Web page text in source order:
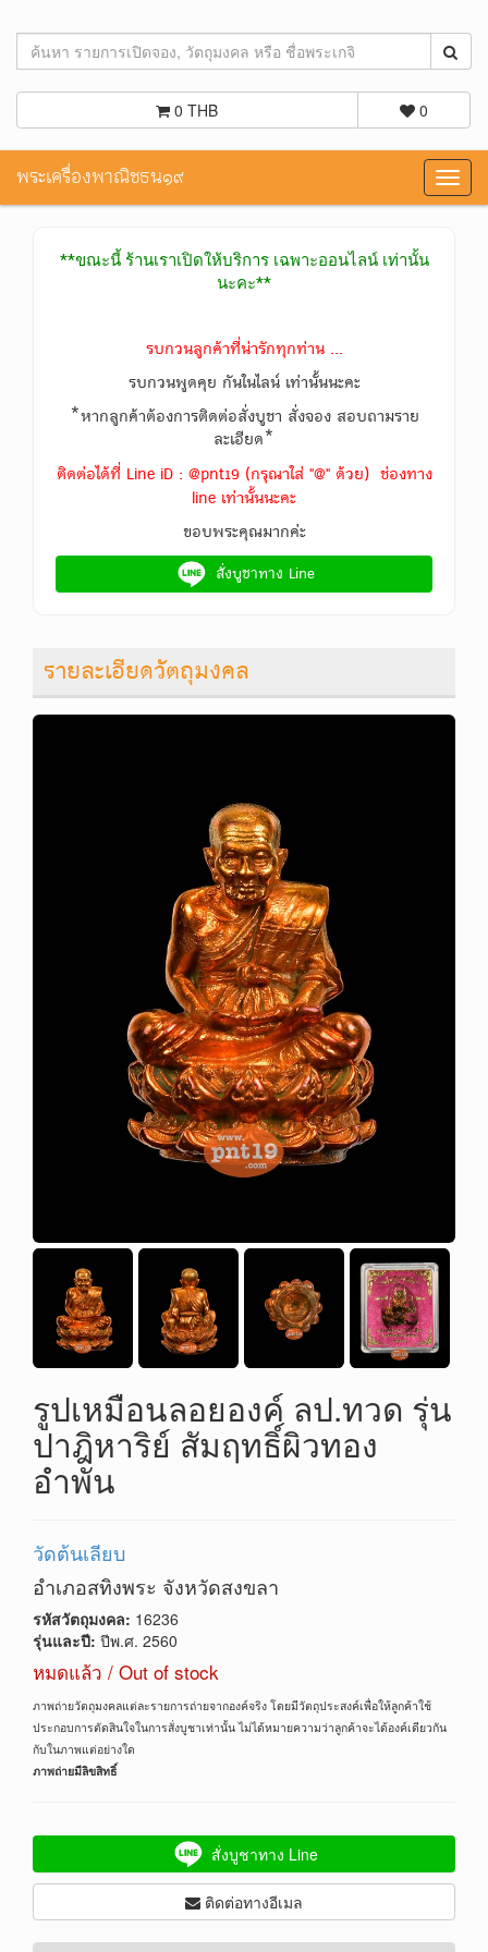
0 THB 0
พระเครื่องพาณิชธน๑๙
**ขณะนี้ ร้านเราเปิดให้บริการ เฉพาะออนไลน์ เท่านั้น
นะคะ**
รบกวนลูกค้าที่น่ารักทุกท่าน ...
รบกวนพูดคุย กันในไลน์ เท่านั้นนะคะ
*หากลูกค้าต้องการติดต่อสั่งบูชา สั่งจอง สอบถามราย
ละเอียด*
ติดต่อได้ที่ Line iD : @pnt19 (กรุณาใส่ "@" ด้วย) ช่องทาง
line เท่านั้นนะคะ
ขอบพระคุณมากค่ะ
สั่งบูชาทาง Line
รายละเอียดวัตถุมงคล
รูปเหมือนลอยองค์ ลป.ทวด รุ่น
ปาฎิหาริย์ สัมฤทธิ์ผิวทอง
อำพัน
วัดต้นเลียบ
อำเภอสทิงพระ จังหวัดสงขลา
รหัสวัตถุมงคล: 16236
รุ่นและปี: ปีพ.ศ. 2560
หมดแล้ว / Out of stock
ภาพถ่ายวัตถุมงคลแต่ละรายการถ่ายจากองค์จริง โดยมีวัตถุประสงค์เพื่อให้ลูกค้าใช้
ประกอบการตัดสินใจในการสั่งบูชาเท่านั้น ไม่ได้หมายความว่าลูกค้าจะได้องค์เดียวกัน
กับในภาพแต่อย่างใด
ภาพถ่ายมีลิขสิทธิ์
สั่งบูชาทาง Line
ติดต่อทางอีเมล